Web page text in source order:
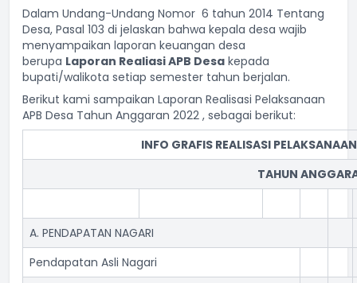
Dalam Undang-Undang Nomor 6 tahun 2014 Tentang
Desa, Pasal 103 di jelaskan bahwa kepala desa wajib
menyampaikan laporan keuangan desa
berupa Laporan Realiasi APB Desa kepada
bupati/walikota setiap semester tahun berjalan.
Berikut kami sampaikan Laporan Realisasi Pelaksanaan
APB Desa Tahun Anggaran 2022 , sebagai berikut:
INFO GRAFIS REALISASI
TAHUN
A. PENDAPATAN NAGARI
Pendapatan Asli Nagari